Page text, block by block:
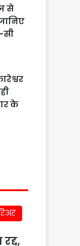
से
सी
के